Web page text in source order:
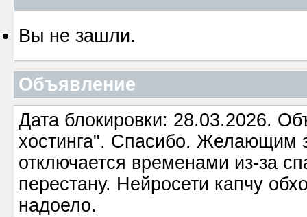
Вы не зашли.
Объявление
Дата блокировки: 28.03.2026.
хостинга". Спасибо. Желающим
отключается временами из-за
перестану. Нейросети капчу
надоело.